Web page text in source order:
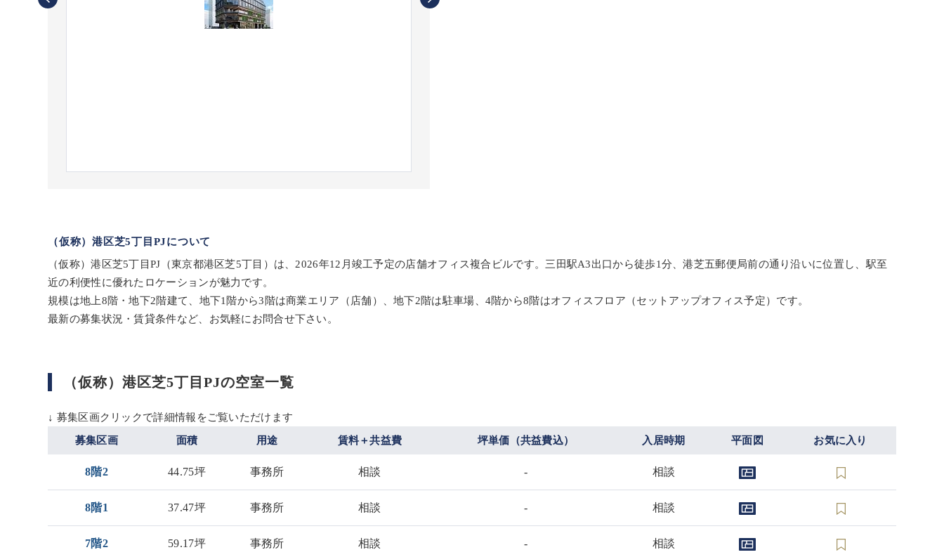
（仮称）港区芝5丁目PJについて
（仮称）港区芝5丁目PJ（東京都港区芝5丁目）は、2026年12月竣工予定の店舗オフィス複合ビルです。三田駅A3出口から徒歩1分、港芝五郵便局前の通り沿いに位置し、駅至
近の利便性に優れたロケーションが魅力です。
規模は地上8階・地下2階建て、地下1階から3階は商業エリア（店舗）、地下2階は駐車場、4階から8階はオフィスフロア（セットアップオフィス予定）です。
最新の募集状況・賃貸条件など、お気軽にお問合せ下さい。
（仮称）港区芝5丁目PJの空室一覧
↓ 募集区画クリックで詳細情報をご覧いただけます
募集区画 面積 用途 賃料＋共益費 坪単価（共益費込） 入居時期 平面図 お気に入り
8階2 44.75坪 事務所 相談 - 相談
8階1 37.47坪 事務所 相談 - 相談
7階2 59.17坪 事務所 相談 - 相談